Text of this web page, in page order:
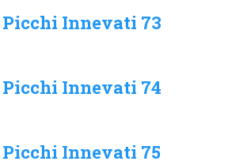
Innevati 73
Innevati 74
Innevati 75